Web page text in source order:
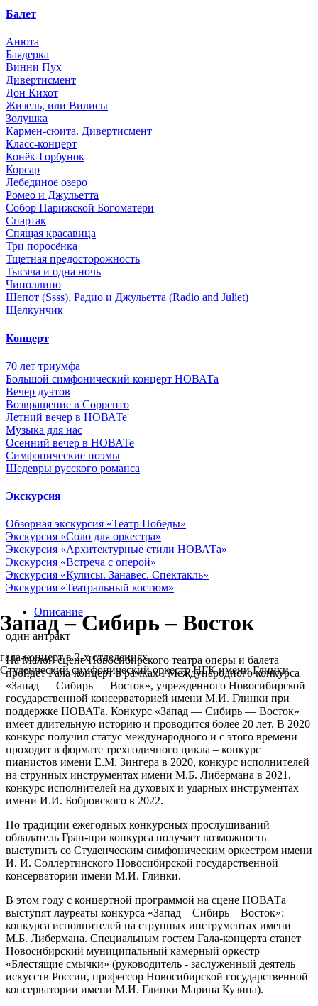
Балет
Анюта
Баядерка
Винни Пух
Дивертисмент
Дон Кихот
Жизель, или Вилисы
Золушка
Кармен-сюита. Дивертисмент
Класс-концерт
Конёк-Горбунок
Корсар
Лебединое озеро
Ромео и Джульетта
Собор Парижской Богоматери
Спартак
Спящая красавица
Три поросёнка
Тщетная предосторожность
Тысяча и одна ночь
Чиполлино
Шепот (Ssss), Радио и Джульетта (Radio and Juliet)
Щелкунчик
Концерт
70 лет триумфа
Большой симфонический концерт НОВАТа
Вечер дуэтов
Возвращение в Сорренто
Летний вечер в НОВАТе
Музыка для нас
Осенний вечер в НОВАТе
Симфонические поэмы
Шедевры русского романса
Экскурсия
Обзорная экскурсия «Театр Победы»
Экскурсия «Cоло для оркестра»
Экскурсия «Архитектурные стили НОВАТа»
Экскурсия «Встреча с оперой»
Экскурсия «Кулисы. Занавес. Спектакль»
Экскурсия «Театральный костюм»
Запад – Сибирь – Восток
гала-концерт в 2-х отделениях
Студенческий симфонический оркестр НГК имени Глинки
Описание
один антракт
На Малой сцене Новосибирского театра оперы и балета
пройдет Гала-концерт в рамках I Международного конкурса
«Запад — Сибирь — Восток», учрежденного Новосибирской
государственной консерваторией имени М.И. Глинки при
поддержке НОВАТа. Конкурс «Запад — Сибирь — Восток»
имеет длительную историю и проводится более 20 лет. В 2020
конкурс получил статус международного и с этого времени
проходит в формате трехгодичного цикла – конкурс
пианистов имени Е.М. Зингера в 2020, конкурс исполнителей
на струнных инструментах имени М.Б. Либермана в 2021,
конкурс исполнителей на духовых и ударных инструментах
имени И.И. Бобровского в 2022.
По традиции ежегодных конкурсных прослушиваний
обладатель Гран-при конкурса получает возможность
выступить со Студенческим симфоническим оркестром имени
И. И. Соллертинского Новосибирской государственной
консерватории имени М.И. Глинки.
В этом году с концертной программой на сцене НОВАТа
выступят лауреаты конкурса «Запад – Сибирь – Восток»:
конкурса исполнителей на струнных инструментах имени
М.Б. Либермана. Специальным гостем Гала-концерта станет
Новосибирский муниципальный камерный оркестр
«Блестящие смычки» (руководитель - заслуженный деятель
искусств России, профессор Новосибирской государственной
консерватории имени М.И. Глинки Марина Кузина).